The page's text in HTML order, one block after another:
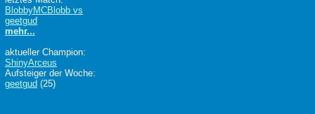
BlobbyMCBlobb vs
geetgud
mehr...
aktueller Champion:
ShinyArceus
Aufsteiger der Woche:
geetgud (25)